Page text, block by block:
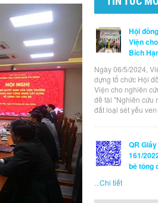
Hội
Viện
Bích
Ngày 06/5/2024,
dựng tổ chức Hội
Viện cho nghiên
đề tài "Nghiên cứu
đất loại sét yếu
QR
161/
bê tông
...Chi tiết